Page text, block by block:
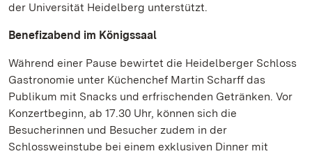
der Universität Heidelberg unterstützt.
Benefizabend im Königssaal
Während einer Pause bewirtet die Heidelberger Schloss
Gastronomie unter Küchenchef Martin Scharff das
Publikum mit Snacks und erfrischenden Getränken. Vor
Konzertbeginn, ab 17.30 Uhr, können sich die
Besucherinnen und Besucher zudem in der
Schlossweinstube bei einem exklusiven Dinner mit